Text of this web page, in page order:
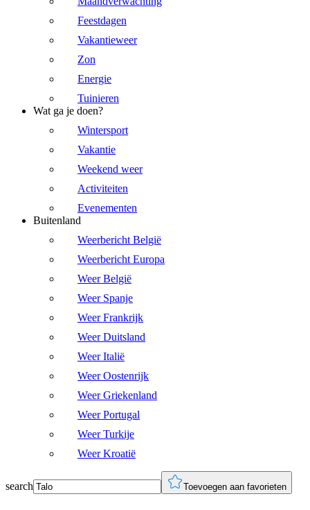
Feestdagen
Vakantieweer
Zon
Energie
Tuinieren
Wat ga je doen?
Wintersport
Vakantie
Weekend weer
Activiteiten
Evenementen
Buitenland
Weerbericht België
Weerbericht Europa
Weer België
Weer Spanje
Weer Frankrijk
Weer Duitsland
Weer Italië
Weer Oostenrijk
Weer Griekenland
Weer Portugal
Weer Turkije
Weer Kroatië
search Toevoegen aan favorieten